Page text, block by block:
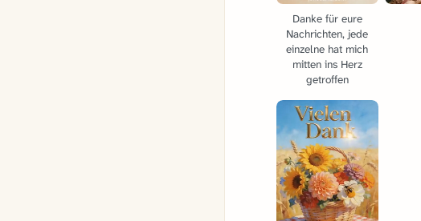
Danke für eure
Nachrichten, jede
einzelne hat mich
mitten ins Herz
getroffen